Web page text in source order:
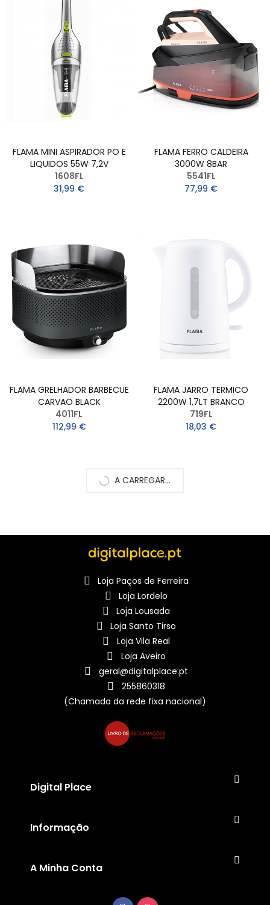
FLAMA MINI ASPIRADOR PO E
LIQUIDOS 55W 7,2V
1608FL
31,99 €
FLAMA FERRO CALDEIRA
3000W 8BAR
5541FL
77,99 €
FLAMA GRELHADOR BARBECUE
CARVAO BLACK
4011FL
112,99 €
FLAMA JARRO TERMICO
2200W 1,7LT BRANCO
719FL
18,03 €
A CARREGAR...
Loja Paços de Ferreira
Loja Lordelo
Loja Lousada
Loja Santo Tirso
Loja Vila Real
Loja Aveiro
geral@digitalplace.pt
255860318
(Chamada da rede fixa nacional)
Digital Place
Informação
A Minha Conta